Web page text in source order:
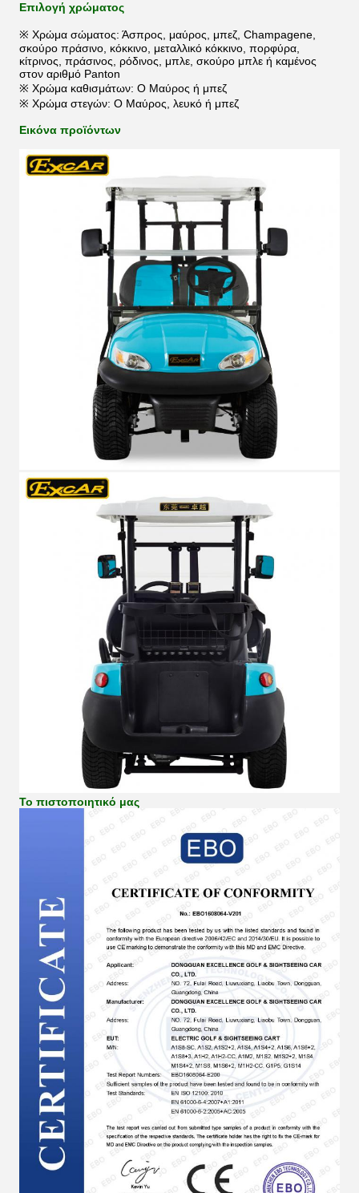
Επιλογή χρώματος
※ Χρώμα σώματος: Άσπρος, μαύρος, μπεζ, Champagene,
σκούρο πράσινο, κόκκινο, μεταλλικό κόκκινο, πορφύρα,
κίτρινος, πράσινος, ρόδινος, μπλε, σκούρο μπλε ή καμένος
στον αριθμό Panton
※ Χρώμα καθισμάτων: Ο Μαύρος ή μπεζ
※ Χρώμα στεγών: Ο Μαύρος, λευκό ή μπεζ
Εικόνα προϊόντων
Το πιστοποιητικό μας